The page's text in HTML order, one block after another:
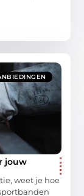
jouw
weet je hoe